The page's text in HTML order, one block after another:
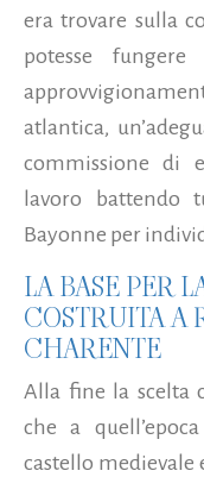
era trovare sulla
potesse
atlantica,
commissione di
lavoro battendo
Bayonne per
LA BASE PER
COSTRUITA A
CHARENTE
Alla fine la scelta
che a
castello medievale